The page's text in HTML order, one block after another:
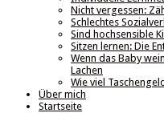
Nicht vergessen:
Schlechtes
Sind hochsensible
Sitzen lernen: Die
Wenn das Baby
Lachen
Wie viel
Über mich
Startseite